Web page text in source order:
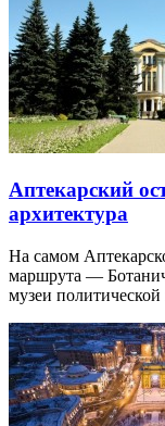
Аптекарский
архитектура
На самом
маршрута —
музеи